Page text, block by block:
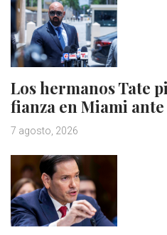
Los hermanos Tate
fianza en Miami
7 agosto, 2026